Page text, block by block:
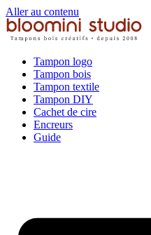
Aller au contenu
Tampon logo
Tampon bois
Tampon textile
Tampon DIY
Cachet de cire
Encreurs
Guide